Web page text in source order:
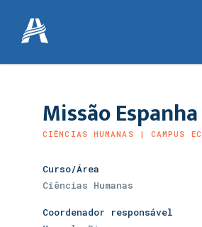
Missão Espanha
CIÊNCIAS HUMANAS | CAMPUS EC
Curso/Área
Ciências Humanas
Coordenador responsável